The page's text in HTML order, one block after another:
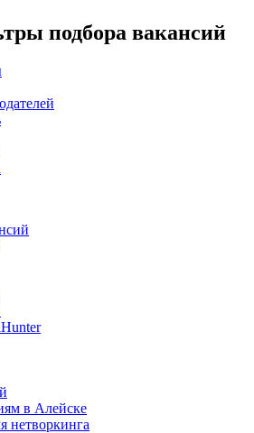
подбора вакансий
в Алейске
нетворкинга